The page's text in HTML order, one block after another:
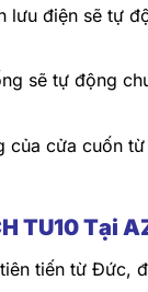
lưu điện sẽ tự
sẽ tự động
của cửa cuốn từ
TU10 Tại
tiến từ Đức,